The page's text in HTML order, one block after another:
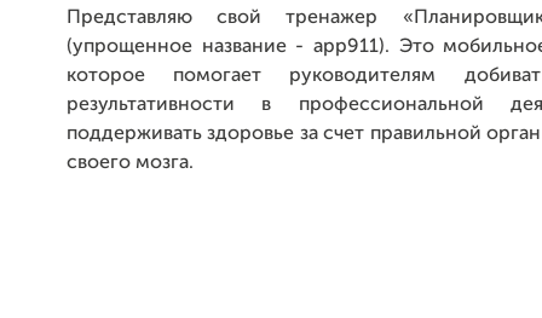
Представляю свой тренажер
(упрощенное название - app911). Это
которое помогает руководителям
результативности в профессиональной
поддерживать здоровье за счет правильной
своего мозга.